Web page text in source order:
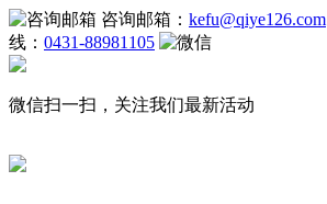
咨询邮箱： kefu@qiye126.com
线： 0431-88981105
微信扫一扫，关注我们最新活动